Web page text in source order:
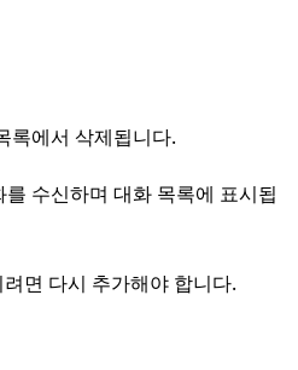
록에서 삭제됩니다.
수신하며 대화 목록에 표시됩
면 다시 추가해야 합니다.